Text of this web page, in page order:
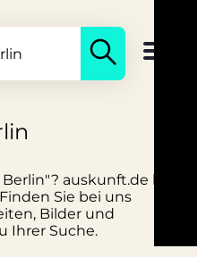
auskunft.de hat
Sie bei uns
Bilder und
Ihrer Suche.